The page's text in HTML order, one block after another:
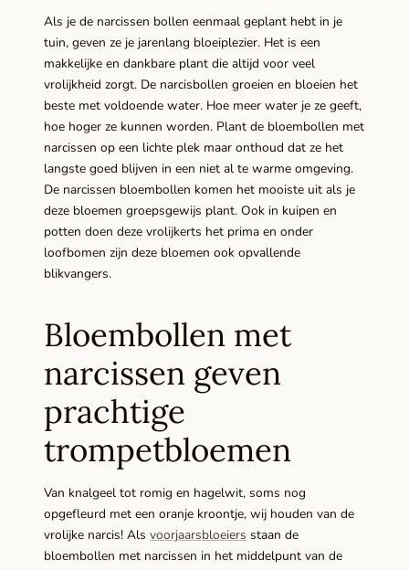
Als je de narcissen bollen eenmaal geplant hebt in je
tuin, geven ze je jarenlang bloeiplezier. Het is een
makkelijke en dankbare plant die altijd voor veel
vrolijkheid zorgt. De narcisbollen groeien en bloeien het
beste met voldoende water. Hoe meer water je ze geeft,
hoe hoger ze kunnen worden. Plant de bloembollen met
narcissen op een lichte plek maar onthoud dat ze het
langste goed blijven in een niet al te warme omgeving.
De narcissen bloembollen komen het mooiste uit als je
deze bloemen groepsgewijs plant. Ook in kuipen en
potten doen deze vrolijkerts het prima en onder
loofbomen zijn deze bloemen ook opvallende
blikvangers.
Bloembollen met
narcissen geven
prachtige
trompetbloemen
Van knalgeel tot romig en hagelwit, soms nog
opgefleurd met een oranje kroontje, wij houden van de
vrolijke narcis! Als voorjaarsbloeiers staan de
bloembollen met narcissen in het middelpunt van de